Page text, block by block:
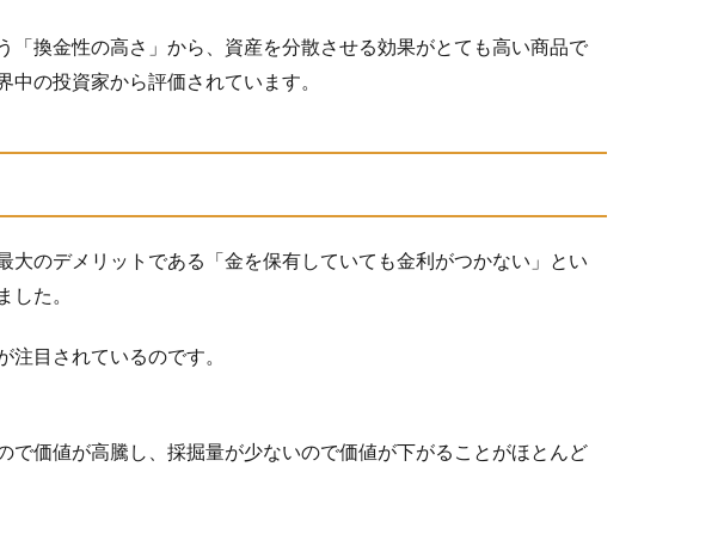
「換金性の高さ」から、資産を分散させる効果がとても高い商品で
中の投資家から評価されています。
大のデメリットである「金を保有していても金利がつかない」とい
した。
注目されているのです。
で価値が高騰し、採掘量が少ないので価値が下がることがほとんど